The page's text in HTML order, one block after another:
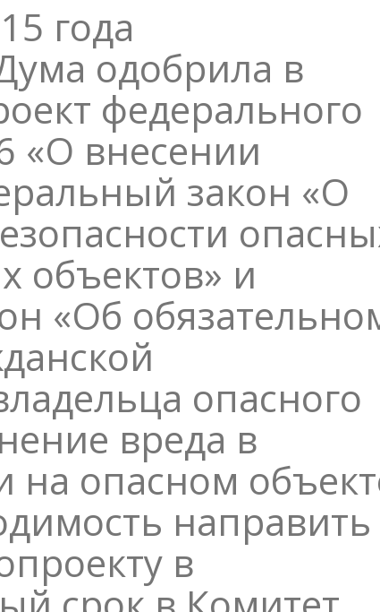
года
одобрила в
федерального
«О внесении
закон «О
объектов» и
«Об
опасного
вреда в
на опасном
направить
в